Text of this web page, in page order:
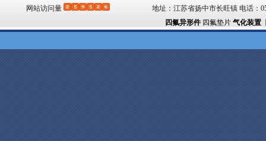
网站访问量
地址：江苏省扬中市长旺镇 电话：
四氟异形件 四氟垫片 气化装置